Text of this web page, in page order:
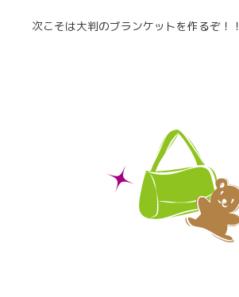
次こそは大判のブランケットを作るぞ！！